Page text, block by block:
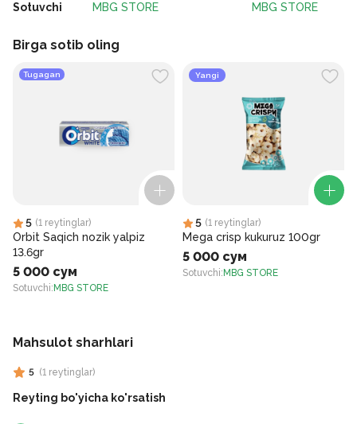
Sotuvchi MBG STORE MBG STORE
Birga sotib oling
Tugagan
5 (1 reytinglar)
Orbit Saqich nozik yalpiz
13.6gr
5 000 сум
Sotuvchi: MBG STORE
Yangi
5 (1 reytinglar)
Mega crisp kukuruz 100gr
5 000 сум
Sotuvchi: MBG STORE
Mahsulot sharhlari
5 (1 reytinglar)
Reyting bo'yicha ko'rsatish